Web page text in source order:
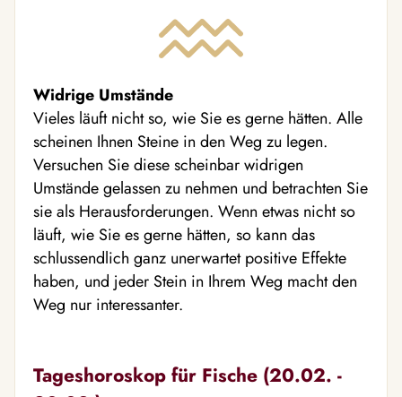
Widrige Umstände
Vieles läuft nicht so, wie Sie es gerne hätten. Alle
scheinen Ihnen Steine in den Weg zu legen.
Versuchen Sie diese scheinbar widrigen
Umstände gelassen zu nehmen und betrachten Sie
sie als Herausforderungen. Wenn etwas nicht so
läuft, wie Sie es gerne hätten, so kann das
schlussendlich ganz unerwartet positive Effekte
haben, und jeder Stein in Ihrem Weg macht den
Weg nur interessanter.
Tageshoroskop für Fische (20.02. -